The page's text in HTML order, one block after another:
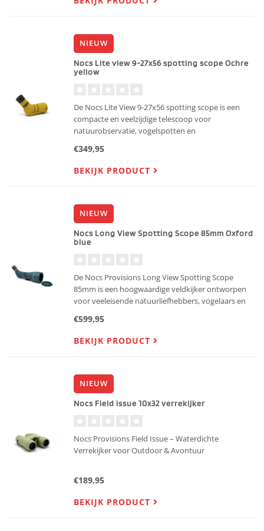
NIEUW
Nocs Lite view 9-27x56 spotting scope Ochre
yellow
De Nocs Lite View 9-27x56 spotting scope is een
compacte en veelzijdige telescoop voor
natuurobservatie, vogelspotten en
€349,95
BEKIJK PRODUCT
NIEUW
Nocs Long View Spotting Scope 85mm Oxford
blue
De Nocs Provisions Long View Spotting Scope
85mm is een hoogwaardige veldkijker ontworpen
voor veeleisende natuurliefhebbers, vogelaars en
€599,95
BEKIJK PRODUCT
NIEUW
Nocs Field issue 10x32 verrekijker
Nocs Provisions Field Issue – Waterdichte
Verrekijker voor Outdoor & Avontuur
€189,95
BEKIJK PRODUCT